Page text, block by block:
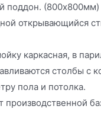
поддон. (800х800мм)
открывающийся
каркасная, в
столбы с
пола и потолка.